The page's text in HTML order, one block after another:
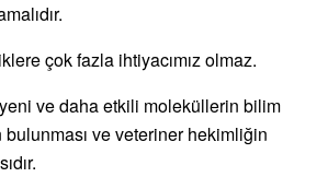
çok fazla ihtiyacımız olmaz.
ve daha etkili moleküllerin bilim
bulunması ve veteriner hekimliğin